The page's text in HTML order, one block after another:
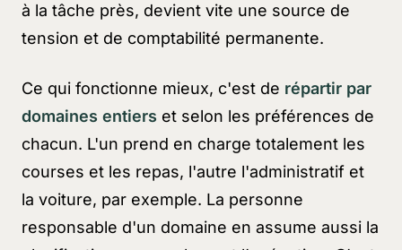
à la tâche près, devient vite une source de
tension et de comptabilité permanente.
Ce qui fonctionne mieux, c'est de répartir par
domaines entiers et selon les préférences de
chacun. L'un prend en charge totalement les
courses et les repas, l'autre l'administratif et
la voiture, par exemple. La personne
responsable d'un domaine en assume aussi la